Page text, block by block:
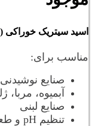
اسید سیتریک خوراکی (Food Grade)
مناسب برای:
صنایع
آبمیوه، مربا،
صنایع لبنی
تنظیم pH و طعم‌دهنده